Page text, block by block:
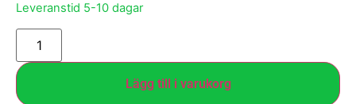
Leveranstid 5-10 dagar
Lägg till i varukorg